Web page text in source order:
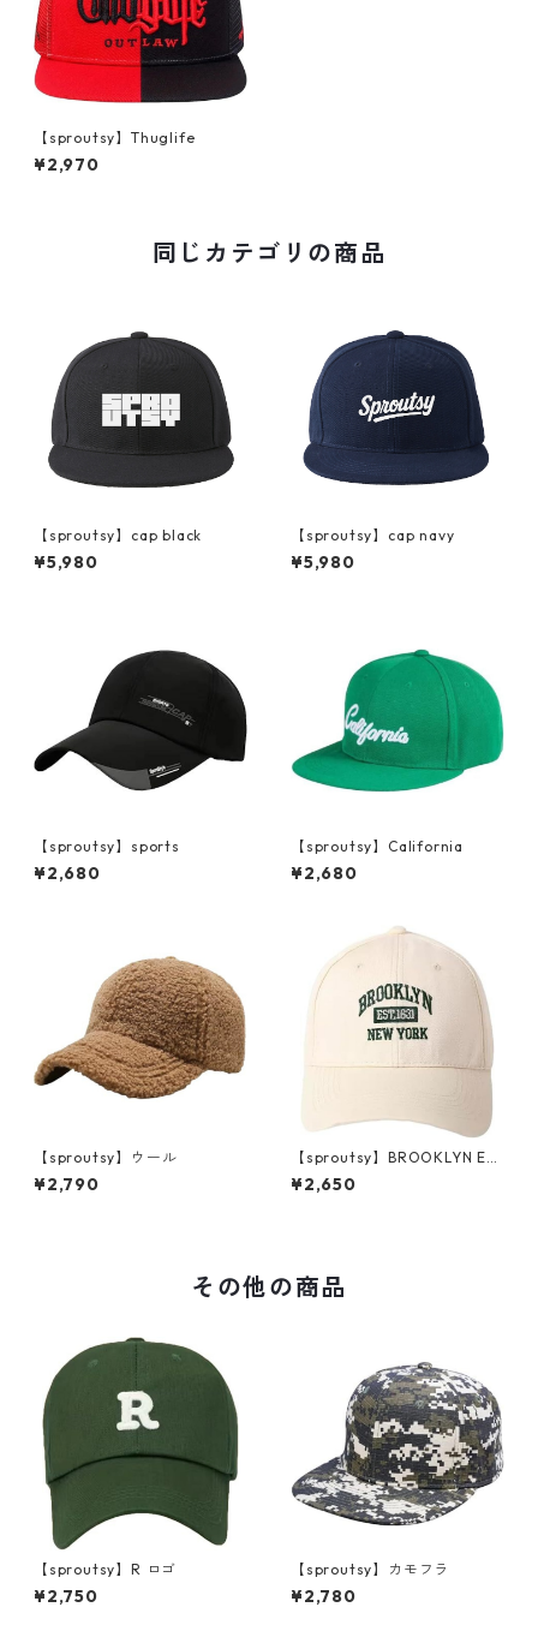
【sproutsy】Thuglife
¥2,970
同じカテゴリの商品
【sproutsy】cap black
¥5,980
【sproutsy】cap navy
¥5,980
【sproutsy】sports
¥2,680
【sproutsy】California
¥2,680
【sproutsy】ウール
¥2,790
【sproutsy】BROOKLYN ES
T.1631
¥2,650
その他の商品
【sproutsy】R ロゴ
¥2,750
【sproutsy】カモフラ
¥2,780